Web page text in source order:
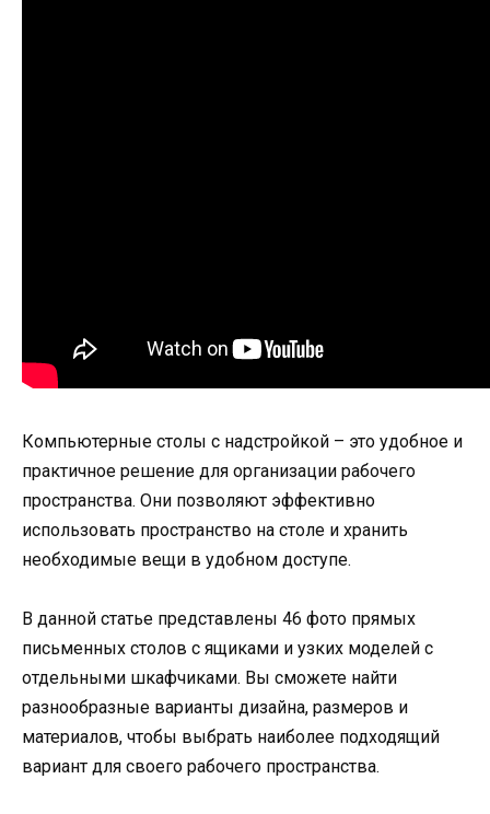
Компьютерные столы с надстройкой – это удобное и
практичное решение для организации рабочего
пространства. Они позволяют эффективно
использовать пространство на столе и хранить
необходимые вещи в удобном доступе.
В данной статье представлены 46 фото прямых
письменных столов с ящиками и узких моделей с
отдельными шкафчиками. Вы сможете найти
разнообразные варианты дизайна, размеров и
материалов, чтобы выбрать наиболее подходящий
вариант для своего рабочего пространства.